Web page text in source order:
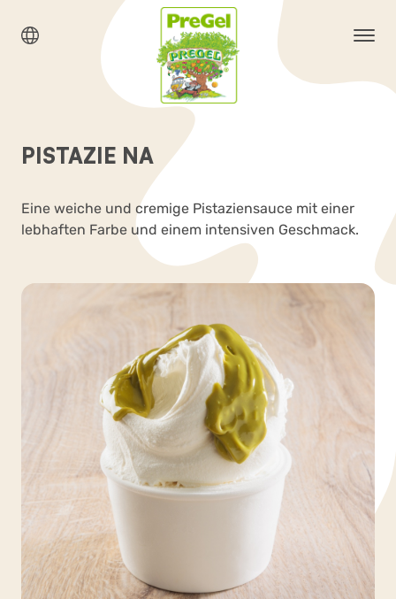
PISTAZIE NA
Eine weiche und cremige Pistaziensauce mit einer
lebhaften Farbe und einem intensiven Geschmack.